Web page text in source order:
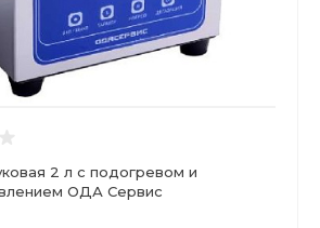
2 л с подогревом и
ОДА Сервис